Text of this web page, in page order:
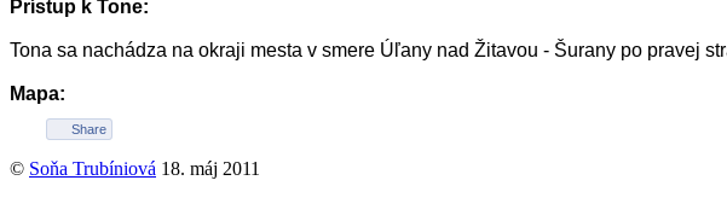
Prístup k Tone:
Tona sa nachádza na okraji mesta v smere Úľany nad Žitavou - Šurany po pravej
Mapa:
Share
© Soňa Trubíniová 18. máj 2011